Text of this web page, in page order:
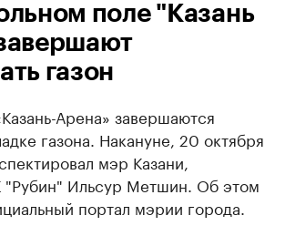
поле "Казань
газон
Арена» завершаются
газона. Накануне, 20 октября
мэр Казани,
"Рубин" Ильсур Метшин. Об этом
портал мэрии города.